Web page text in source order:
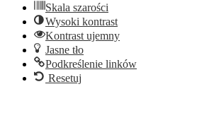
Skala szarości
Wysoki kontrast
Kontrast ujemny
Jasne tło
Podkreślenie linków
Resetuj